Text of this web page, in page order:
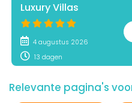
Luxury Villas
4 augustus 2026
13 dagen
Relevante pagina's